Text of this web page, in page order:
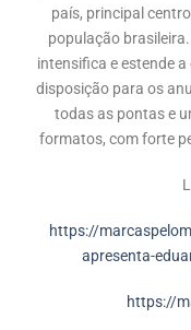
país, principal
população
intensifica e estende
disposição para os
todas as pontas e
formatos, com forte
https://
apresenta-
https://